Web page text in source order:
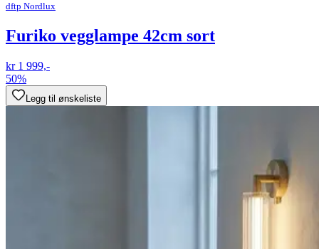
dftp Nordlux
Furiko vegglampe 42cm sort
kr 1 999,-
50%
Legg til ønskeliste